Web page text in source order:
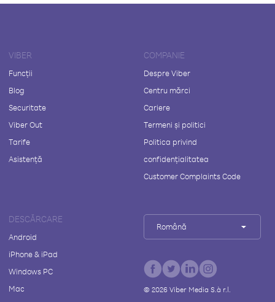
VIBER
Funcții
Blog
Securitate
Viber Out
Tarife
Asistență
COMPANIE
Despre Viber
Centru mărci
Cariere
Termeni și politici
Politica privind
confidențialitatea
Customer Complaints Code
DESCĂRCARE
Android
iPhone & iPad
Windows PC
Mac
Română
© 2026Viber Media S.à r.l.